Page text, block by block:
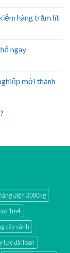
hàng trăm lít
ngay
mới thành
điện 3000kg
1m4
cây cảnh
lực đài loan